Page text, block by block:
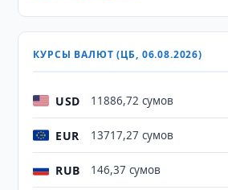
КУРСЫ ВАЛЮТ (ЦБ, 06.08.2026)
USD 11886,72 сумов
EUR 13717,27 сумов
RUB 146,37 сумов